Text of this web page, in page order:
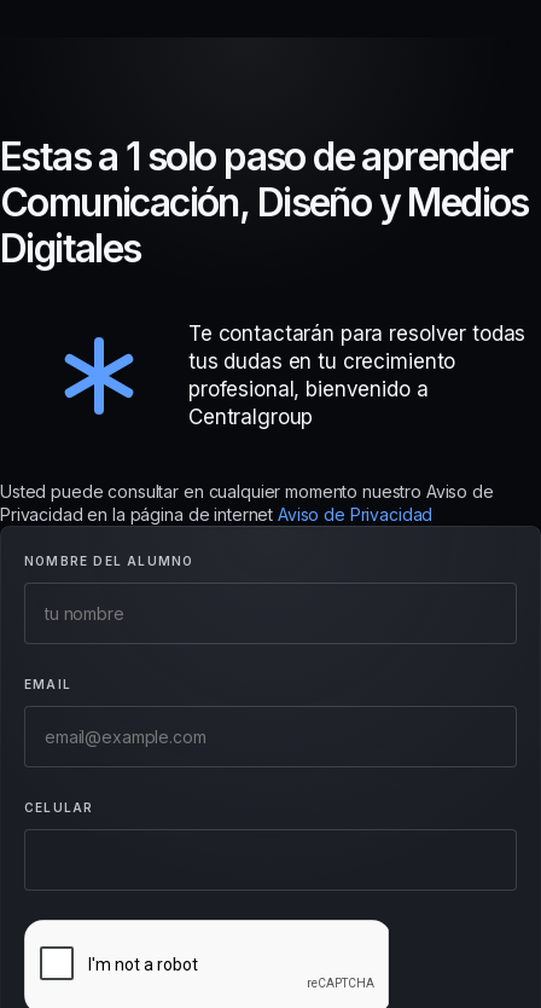
NOMBRE DEL ALUMNO
EMAIL
CELULAR
Estasa 1solo pasodeaprender
Comunicación, Diseñoy Medios
Digitales
Te contactarán para resolver todas
tus dudas en tu crecimiento
profesional, bienvenido a
Centralgroup
Usted puede consultar en cualquier momento nuestro Aviso de
Privacidad en la página de internet Aviso de Privacidad